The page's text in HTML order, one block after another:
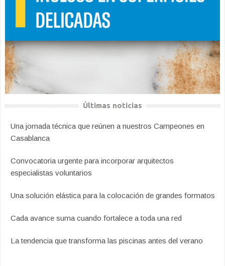
Últimas noticias
Una jornada técnica que reúnen a nuestros Campeones en
Casablanca
Convocatoria urgente para incorporar arquitectos
especialistas voluntarios
Una solución elástica para la colocación de grandes formatos
Cada avance suma cuando fortalece a toda una red
La tendencia que transforma las piscinas antes del verano